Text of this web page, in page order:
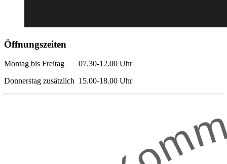
Öffnungszeiten
Montag bis Freitag 07.30-12.00 Uhr
Donnerstag zusätzlich 15.00-18.00 Uhr